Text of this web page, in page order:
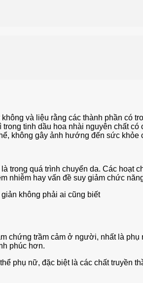
và liệu rằng các thành phần có
tinh dầu hoa nhài nguyên chất
không gây ảnh hướng đến sức
trong quá trình chuyển da. Các hoạt
nhiễm hay vấn đề suy giảm chức
không phải ai cũng biết
chứng trầm cảm ở người, nhất là
phúc hơn.
phụ nữ, đặc biệt là các chất truyền